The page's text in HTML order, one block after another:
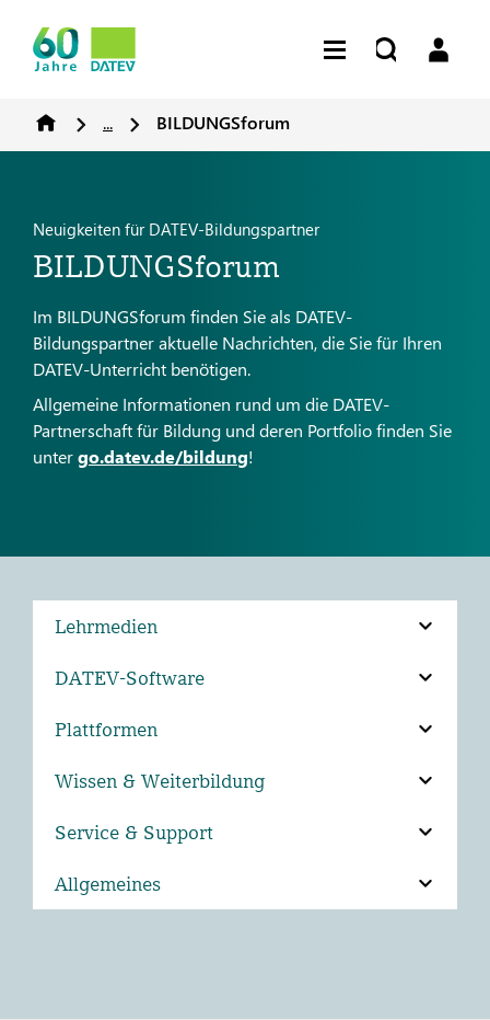
... BILDUNGSforum
Neuigkeiten für DATEV-Bildungspartner
BILDUNGSforum
Im BILDUNGSforum finden Sie als DATEV-
Bildungspartner aktuelle Nachrichten, die Sie für Ihren
DATEV-Unterricht benötigen.
Allgemeine Informationen rund um die DATEV-
Partnerschaft für Bildung und deren Portfolio finden Sie
untergo.datev.de/bildung!
Lehrmedien
DATEV-Software
Plattformen
Wissen & Weiterbildung
Service & Support
Allgemeines